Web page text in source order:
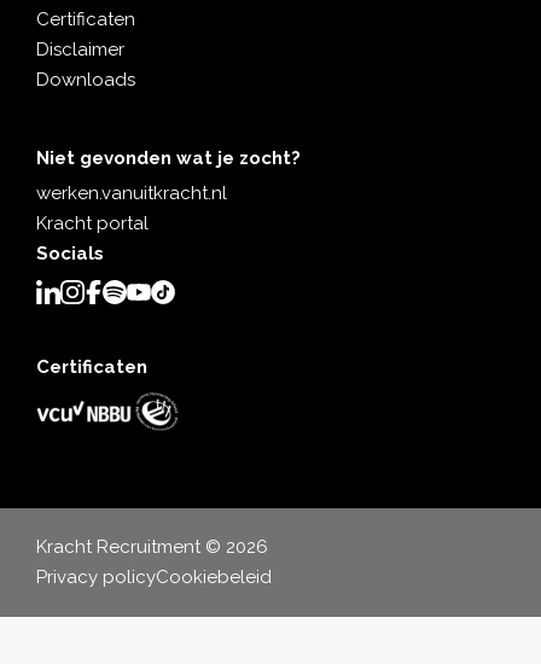
Certificaten
Disclaimer
Downloads
Niet gevonden wat je zocht?
werken.vanuitkracht.nl
Kracht portal
Socials
Certificaten
Kracht Recruitment © 2026
Privacy policyCookiebeleid